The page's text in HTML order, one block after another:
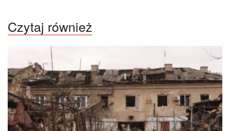
Czytaj również